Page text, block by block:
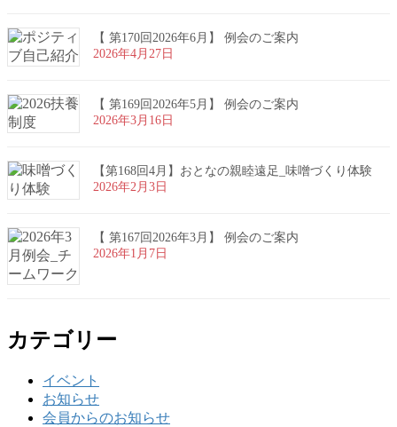
【 第170回2026年6月】 例会のご案内
2026年4月27日
【 第169回2026年5月】 例会のご案内
2026年3月16日
【第168回4月】おとなの親睦遠足_味噌づくり体験
2026年2月3日
【 第167回2026年3月】 例会のご案内
2026年1月7日
カテゴリー
イベント
お知らせ
会員からのお知らせ